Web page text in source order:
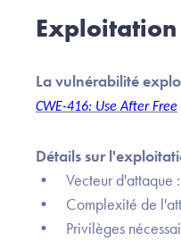
Exploitation
La vulnérabilité
CWE-416: Use After Free
Détails sur
• Vecteur d'attaque :
• Complexité de
• Privilèges